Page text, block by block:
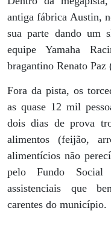
antiga fábrica Austin,
sua parte dando um
equipe Yamaha
bragantino Renato
Fora da pista, os
as quase 12 mil
dois dias de prova
alimentos (feijão,
alimentícios não
pelo Fundo Social
assistenciais que
carentes do município.